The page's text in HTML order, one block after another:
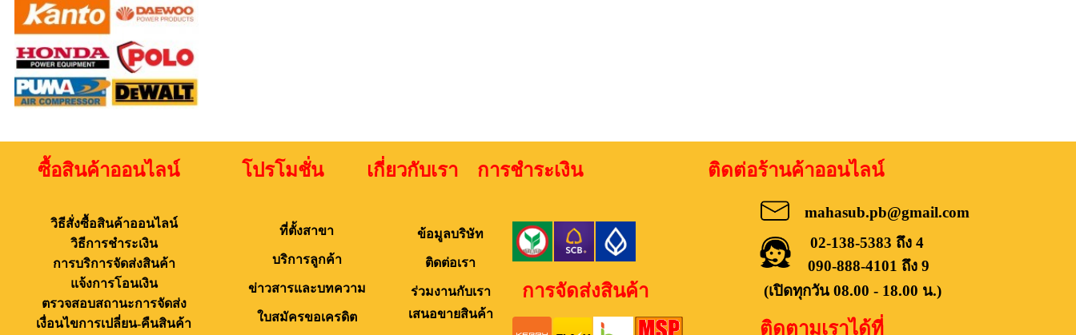
ซื้อสินค้าออนไลน์ โปรโมชั่น เกี่ยวกับเรา การชำระเงิน ติดต่อร้านค้าออนไลน์
วิธีสั่งซื้อสินค้าออนไลน์
วิธีการชำระเงิน
การบริการจัดส่งสินค้า
แจ้งการโอนเงิน
ตรวจสอบสถานะการจัดส่ง
เงื่อนไขการเปลี่ยน-คืนสินค้า
ที่ตั้งสาขา
บริการลูกค้า
ข่าวสารและบทความ
ใบสมัครขอเครดิต
ข้อมูลบริษัท
ติดต่อเรา
ร่วมงานกับเรา
เสนอขายสินค้า
การจัดส่งสินค้า
mahasub.pb@gmail.com
02-138-5383 ถึง 4
090-888-4101 ถึง 9
(เปิดทุกวัน 08.00 - 18.00 น.)
ติดตามเราได้ที่